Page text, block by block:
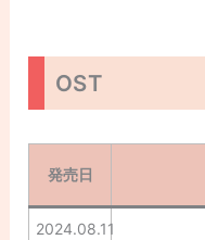
OST
発売日
2024.08.11